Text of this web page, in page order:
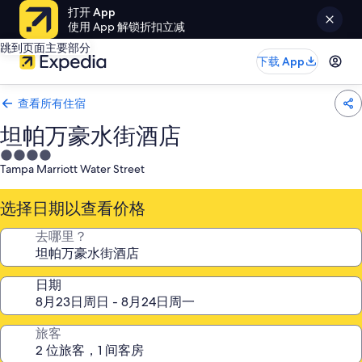
打开 App
使用 App 解锁折扣立减
跳到页面主要部分
下载 App
查看所有住宿
坦帕万豪水街酒店
4.0
星
住
宿
Tampa Marriott Water Street
选择日期以查看价格
去哪里？
日期
旅客